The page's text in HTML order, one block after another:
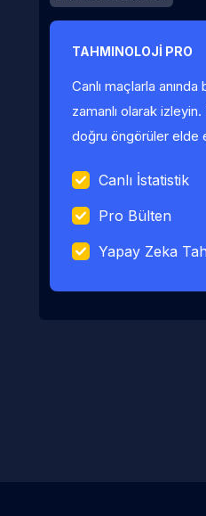
TAHMINOLOJİ PRO
Canlı maçlarla
zamanlı olarak
doğru öngörüler elde
Canlı İstatistik
Pro Bülten
Yapay Zeka